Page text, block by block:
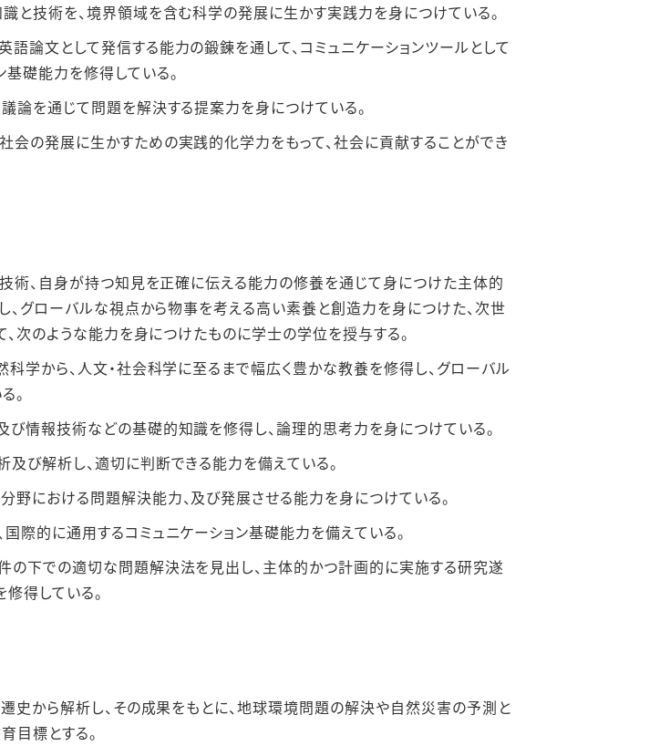
と技術を、境界領域を含む科学の発展に⽣かす実践⼒を⾝につけている。
論⽂として発信する能⼒の鍛錬を通して、コミュニケーションツールとして
礎能⼒を修得している。
論を通じて問題を解決する提案⼒を⾝につけている。
の発展に⽣かすための実践的化学⼒をもって、社会に貢献することができ
術、⾃⾝が持つ知⾒を正確に伝える能⼒の修養を通じて⾝につけた主体的
グローバルな視点から物事を考える⾼い素養と創造⼒を⾝につけた、次世
次のような能⼒を⾝につけたものに学⼠の学位を授与する。
科学から、⼈⽂・社会科学に⾄るまで幅広く豊かな教養を修得し、グローバル
。
情報技術などの基礎的知識を修得し、論理的思考⼒を⾝につけている。
び解析し、適切に判断できる能⼒を備えている。
における問題解決能⼒、及び発展させる能⼒を⾝につけている。
際的に通⽤するコミュニケーション基礎能⼒を備えている。
の下での適切な問題解決法を⾒出し、主体的かつ計画的に実施する研究遂
得している。
から解析し、その成果をもとに、地球環境問題の解決や⾃然災害の予測と
⽬標とする。